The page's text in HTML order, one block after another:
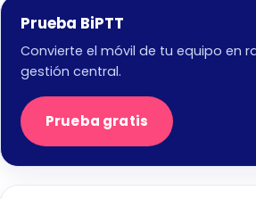
Prueba BiPTT
Convierte el móvil de tu equipo en
gestión central.
Prueba gratis